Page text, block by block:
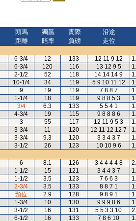
頭馬
距離
獨贏
賠率
實際
負磅
沿途
走位
6-3/4 12 133 12 11 9 12
6-3/4 120 116 13 12 9 5
2-1/2 52 118 14 14 14 9
10-1/4 34 119 5 9 10 11 12
9 19 119 7 8 8 7
1-1/4 18 119 9 8 8 5 3
3/4 6.3 133 5 5 4 1
4-3/4 19 115 9 8 8 8 6
3 55 117 12 11 9 5 3
3-3/4 11 120 12 11 12 12 7
3-3/4 9.3 120 3 3 4 3 7
3-1/2 26 123 10 10 9 6
6 8.1 126 3 4 4 4 4 8
1-1/2 15 121 3 4 4 3 7
1-1/2 3.5 123 7 6 6 3
2-3/4 3.5 133 8 8 7 1
頸位 2.9 128 9 8 9 1
1-3/4 10 130 9 9 9 8 6
3-1/2 16 131 5 5 3 3 10
6-1/2 16 133 7 8 6 10